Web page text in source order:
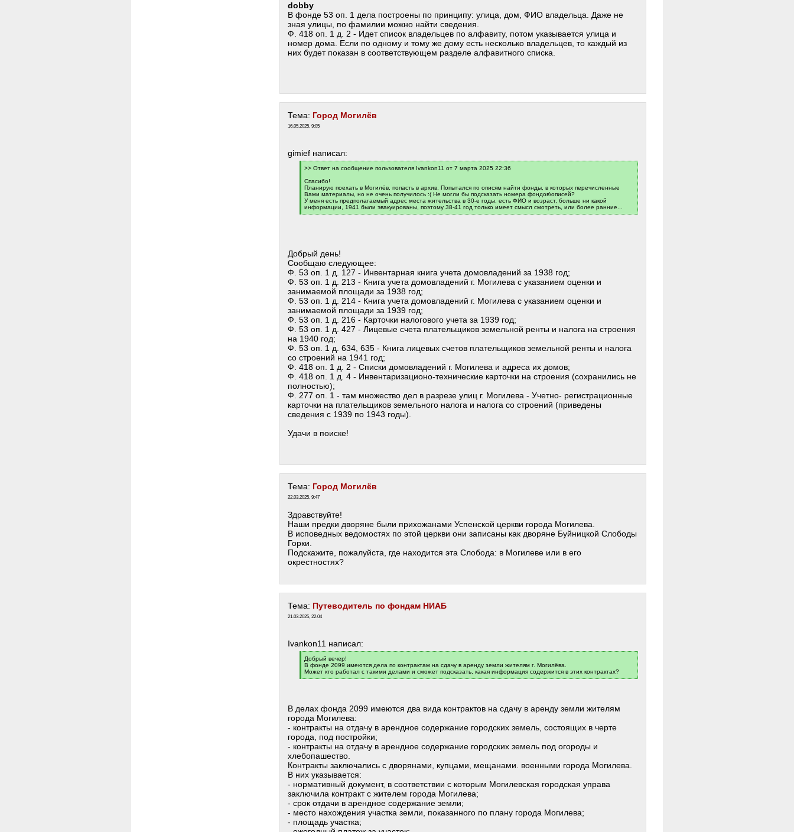
dobby
В фонде 53 оп. 1 дела построены по принципу: улица, дом, ФИО владельца. Даже не
зная улицы, по фамилии можно найти сведения.
Ф. 418 оп. 1 д. 2 - Идет список владельцев по алфавиту, потом указывается улица и
номер дома. Если по одному и тому же дому есть несколько владельцев, то каждый из
них будет показан в соответствующем разделе алфавитного списка.
Тема: Город Могилёв
16.05.2025, 9:05
gimief написал:
[
]
>> Ответ на сообщение пользователя Ivankon11 от 7 марта 2025 22:36
Спасибо!
Планирую поехать в Могилёв, попасть в архив. Попытался по описям найти фонды, в которых перечисленные
Вами материалы, но не очень получилось :( Не могли бы подсказать номера фондов\описей?
У меня есть предполагаемый адрес места жительства в 30-е годы, есть ФИО и возраст, больше ни какой
информации, 1941 были эвакуированы, поэтому 38-41 год только имеет смысл смотреть, или более ранние...
[
Добрый день!
Сообщаю следующее:
Ф. 53 оп. 1 д. 127 - Инвентарная книга учета домовладений за 1938 год;
Ф. 53 оп. 1 д. 213 - Книга учета домовладений г. Могилева с указанием оценки и
занимаемой площади за 1938 год;
Ф. 53 оп. 1 д. 214 - Книга учета домовладений г. Могилева с указанием оценки и
занимаемой площади за 1939 год;
Ф. 53 оп. 1 д. 216 - Карточки налогового учета за 1939 год;
Ф. 53 оп. 1 д. 427 - Лицевые счета плательщиков земельной ренты и налога на строения
на 1940 год;
Ф. 53 оп. 1 д. 634, 635 - Книга лицевых счетов плательщиков земельной ренты и налога
со строений на 1941 год;
Ф. 418 оп. 1 д. 2 - Списки домовладений г. Могилева и адреса их домов;
Ф. 418 оп. 1 д. 4 - Инвентаризационо-технические карточки на строения (сохранились не
полностью);
Ф. 277 оп. 1 - там множество дел в разрезе улиц г. Могилева - Учетно- регистрационные
карточки на плательщиков земельного налога и налога со строений (приведены
сведения с 1939 по 1943 годы).
Удачи в поиске!
Тема: Город Могилёв
22.03.2025, 9:47
Здравствуйте!
Наши предки дворяне были прихожанами Успенской церкви города Могилева.
В исповедных ведомостях по этой церкви они записаны как дворяне Буйницкой Слободы
Горки.
Подскажите, пожалуйста, где находится эта Слобода: в Могилеве или в его
окрестностях?
Тема: Путеводитель по фондам НИАБ
21.03.2025, 22:04
Ivankon11 написал:
[
q
]
Добрый вечер!
В фонде 2099 имеются дела по контрактам на сдачу в аренду земли жителям г. Могилёва.
Может кто работал с такими делами и сможет подсказать, какая информация содержится в этих контрактах?
[
В делах фонда 2099 имеются два вида контрактов на сдачу в аренду земли жителям
города Могилева:
- контракты на отдачу в арендное содержание городских земель, состоящих в черте
города, под постройки;
- контракты на отдачу в арендное содержание городских земель под огороды и
хлебопашество.
Контракты заключались с дворянами, купцами, мещанами. военными города Могилева.
В них указывается:
- нормативный документ, в соответствии с которым Могилевская городская управа
заключила контракт с жителем города Могилева;
- срок отдачи в арендное содержание земли;
- место нахождения участка земли, показанного по плану города Могилева;
- площадь участка;